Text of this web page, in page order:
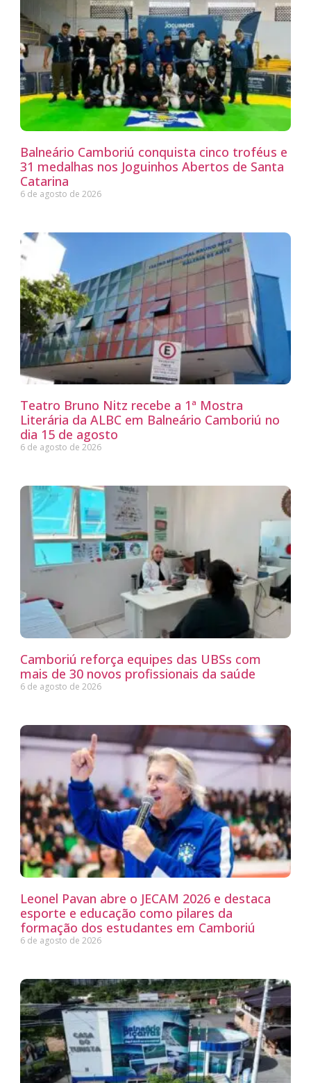
Balneário Camboriú conquista cinco troféus e
31 medalhas nos Joguinhos Abertos de Santa
Catarina
6 de agosto de 2026
Teatro Bruno Nitz recebe a 1ª Mostra
Literária da ALBC em Balneário Camboriú no
dia 15 de agosto
6 de agosto de 2026
Camboriú reforça equipes das UBSs com
mais de 30 novos profissionais da saúde
6 de agosto de 2026
Leonel Pavan abre o JECAM 2026 e destaca
esporte e educação como pilares da
formação dos estudantes em Camboriú
6 de agosto de 2026